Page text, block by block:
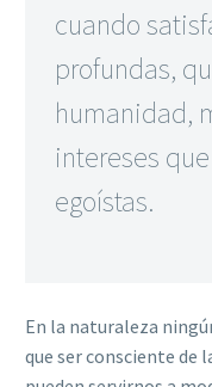
cuando
profundas,
humanidad,
intereses
egoístas.
En la naturaleza
que ser consciente de